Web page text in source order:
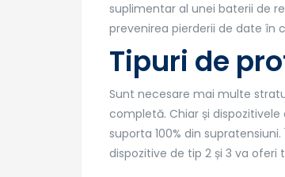
suplimentar al unei baterii de
prevenirea pierderii de date în
Tipuri de
Sunt necesare mai multe
completă. Chiar și
suporta 100% din
dispozitive de tip 2 și 3 va